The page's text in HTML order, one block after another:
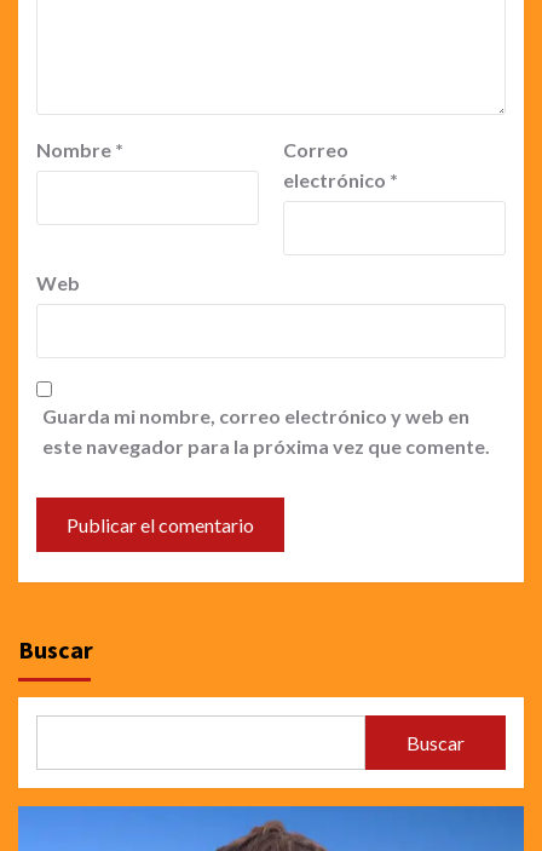
Nombre *
Correo
electrónico *
Web
Guarda mi nombre, correo electrónico y web en
este navegador para la próxima vez que comente.
Buscar
Buscar